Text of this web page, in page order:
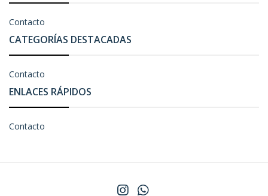
Contacto
CATEGORÍAS DESTACADAS
Contacto
ENLACES RÁPIDOS
Contacto